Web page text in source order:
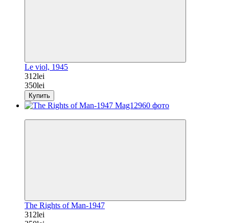
Le viol, 1945
312lei
350lei
Купить
The Rights of Man-1947
312lei